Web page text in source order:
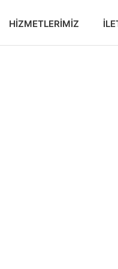
HIZMETLERIMIZ